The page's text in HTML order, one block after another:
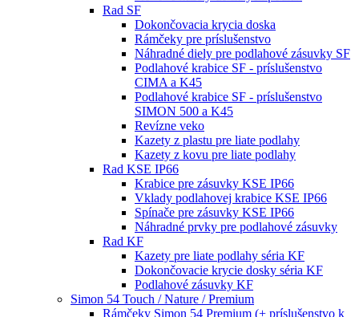
Rad SF
Dokončovacia krycia doska
Rámčeky pre príslušenstvo
Náhradné diely pre podlahové zásuvky SF
Podlahové krabice SF - príslušenstvo
CIMA a K45
Podlahové krabice SF - príslušenstvo
SIMON 500 a K45
Revízne veko
Kazety z plastu pre liate podlahy
Kazety z kovu pre liate podlahy
Rad KSE IP66
Krabice pre zásuvky KSE IP66
Vklady podlahovej krabice KSE IP66
Spínače pre zásuvky KSE IP66
Náhradné prvky pre podlahové zásuvky
Rad KF
Kazety pre liate podlahy séria KF
Dokončovacie krycie dosky séria KF
Podlahové zásuvky KF
Simon 54 Touch / Nature / Premium
Rámčeky Simon 54 Premium (+ príslušenstvo k